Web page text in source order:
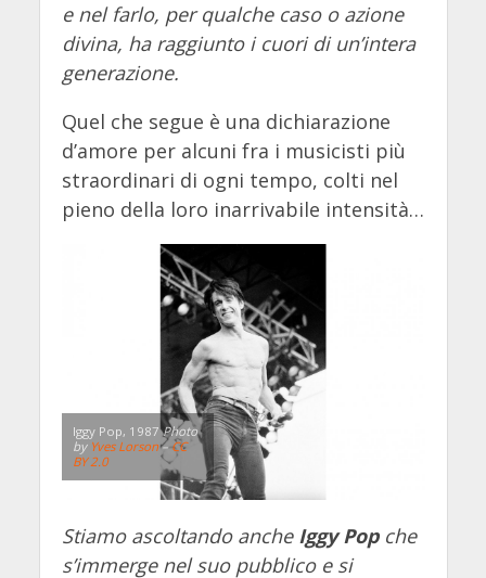
e nel farlo, per qualche caso o azione
divina, ha raggiunto i cuori di un’intera
generazione.
Quel che segue è una dichiarazione
d’amore per alcuni fra i musicisti più
straordinari di ogni tempo, colti nel
pieno della loro inarrivabile intensità…
Iggy Pop, 1987Photo
by Yves Lorson–CC
BY 2.0
Stiamo ascoltando anche Iggy Popche
s’immerge nel suo pubblico e si